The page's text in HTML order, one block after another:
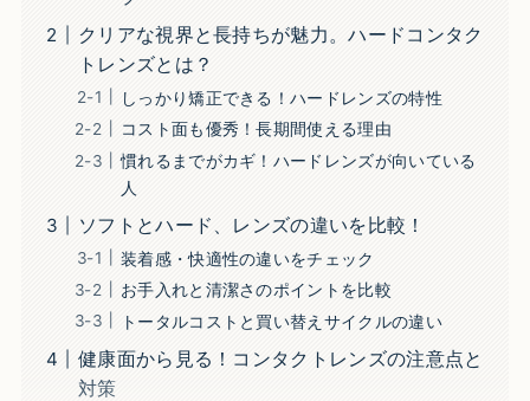
クリアな視界と長持ちが魅力。ハードコンタク
トレンズとは？
しっかり矯正できる！ハードレンズの特性
コスト面も優秀！長期間使える理由
慣れるまでがカギ！ハードレンズが向いている
人
ソフトとハード、レンズの違いを比較！
装着感・快適性の違いをチェック
お手入れと清潔さのポイントを比較
トータルコストと買い替えサイクルの違い
健康面から見る！コンタクトレンズの注意点と
対策